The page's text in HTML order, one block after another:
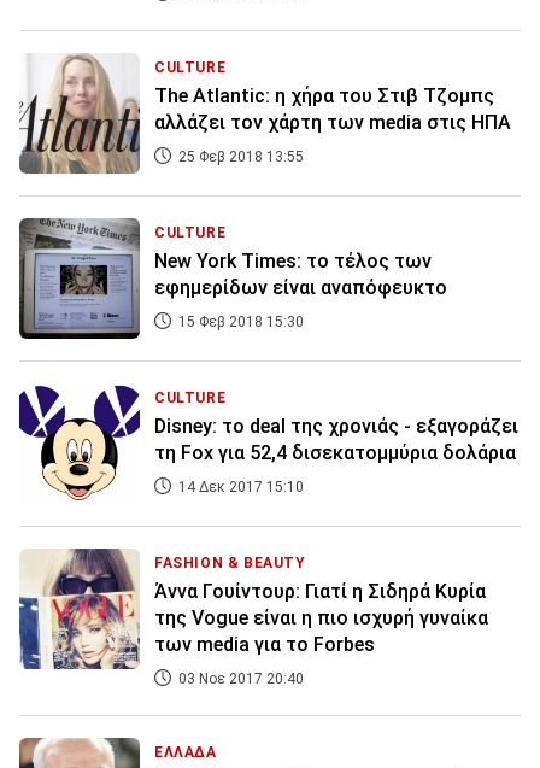
CULTURE
The Atlantic: η χήρα του Στιβ Τζομπς
αλλάζει τον χάρτη των media στις ΗΠΑ
25 Φεβ 2018 13:55
CULTURE
New York Times: το τέλος των
εφημερίδων είναι αναπόφευκτο
15 Φεβ 2018 15:30
CULTURE
Disney: το deal της χρονιάς - εξαγοράζει
τη Fox για 52,4 δισεκατομμύρια δολάρια
14 Δεκ 2017 15:10
FASHION & BEAUTY
Άννα Γουίντουρ: Γιατί η Σιδηρά Κυρία
της Vogue είναι η πιο ισχυρή γυναίκα
των media για το Forbes
03 Νοε 2017 20:40
ΕΛΛΑΔΑ